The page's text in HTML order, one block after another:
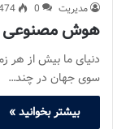
مدیریت 0
هوش مصنوعی
دنیای ما بیش از هر
سوی جهان در چند…
بیشتر بخوانید »